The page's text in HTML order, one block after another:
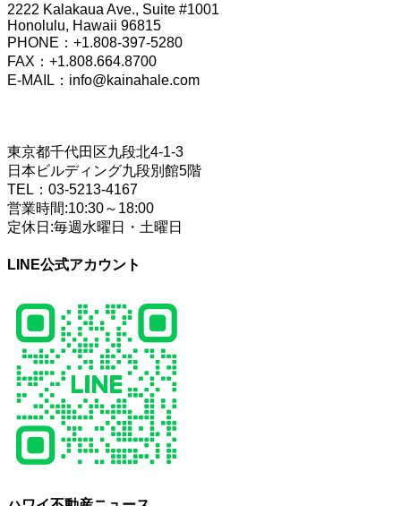
2222 Kalakaua Ave., Suite #1001
Honolulu, Hawaii 96815
PHONE：+1.808-397-5280
FAX：+1.808.664.8700
E-MAIL：info@kainahale.com
東京都千代田区九段北4-1-3
日本ビルディング九段別館5階
TEL：03-5213-4167
営業時間:10:30～18:00
定休日:毎週水曜日・土曜日
LINE公式アカウント